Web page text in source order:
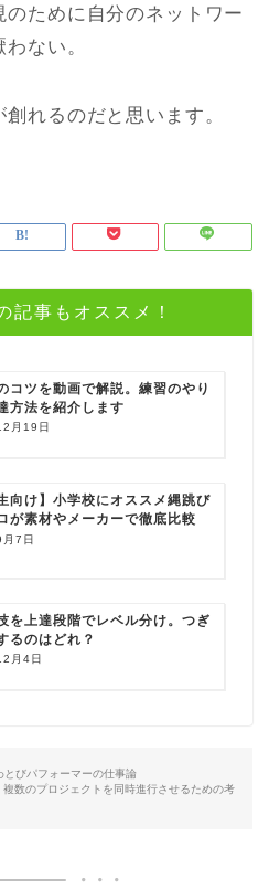
ために自分のネットワー
ない。
れるのだと思います。
記事もオススメ！
コツを動画で解説。練習のやり
方法を紹介します
月19日
向け】小学校にオススメ縄跳び
が素材やメーカーで徹底比較
7日
を上達段階でレベル分け。つぎ
るのはどれ？
月4日
とびパフォーマーの仕事論
数のプロジェクトを同時進行させるための考